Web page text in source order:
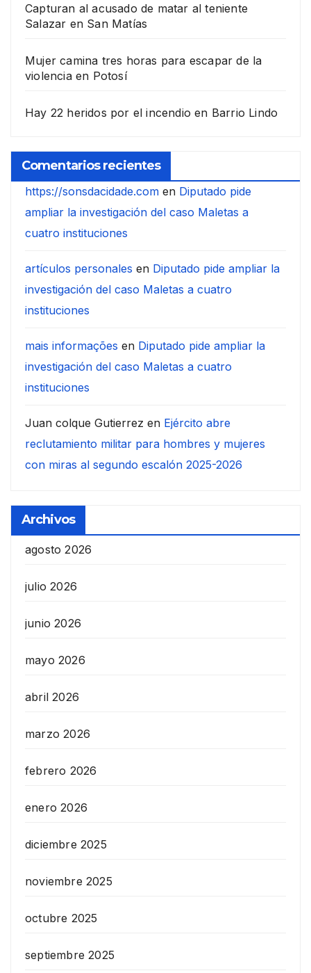
Capturan al acusado de matar al teniente
Salazar en San Matías
Mujer camina tres horas para escapar de la
violencia en Potosí
Hay 22 heridos por el incendio en Barrio Lindo
Comentarios recientes
https://sonsdacidade.com en Diputado pide
ampliar la investigación del caso Maletas a
cuatro instituciones
artículos personales en Diputado pide ampliar la
investigación del caso Maletas a cuatro
instituciones
mais informações en Diputado pide ampliar la
investigación del caso Maletas a cuatro
instituciones
Juan colque Gutierrez en Ejército abre
reclutamiento militar para hombres y mujeres
con miras al segundo escalón 2025-2026
Archivos
agosto 2026
julio 2026
junio 2026
mayo 2026
abril 2026
marzo 2026
febrero 2026
enero 2026
diciembre 2025
noviembre 2025
octubre 2025
septiembre 2025